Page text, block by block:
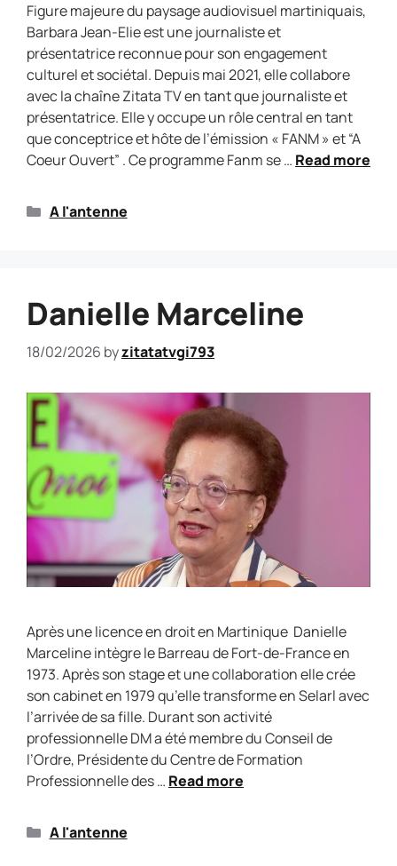
Figure majeure du paysage audiovisuel martiniquais,
Barbara Jean-Elie est une journaliste et
présentatrice reconnue pour son engagement
culturel et sociétal. Depuis mai 2021, elle collabore
avec la chaîne Zitata TV en tant que journaliste et
présentatrice. Elle y occupe un rôle central en tant
que conceptrice et hôte de l’émission « FANM » et “A
Coeur Ouvert” . Ce programme Fanm se … Read more
A l'antenne
Danielle Marceline
18/02/2026 byzitatatvgi793
Après une licence en droit en Martinique Danielle
Marceline intègre le Barreau de Fort-de-France en
1973. Après son stage et une collaboration elle crée
son cabinet en 1979 qu’elle transforme en Selarl avec
l’arrivée de sa fille. Durant son activité
professionnelle DM a été membre du Conseil de
l’Ordre, Présidente du Centre de Formation
Professionnelle des … Read more
A l'antenne